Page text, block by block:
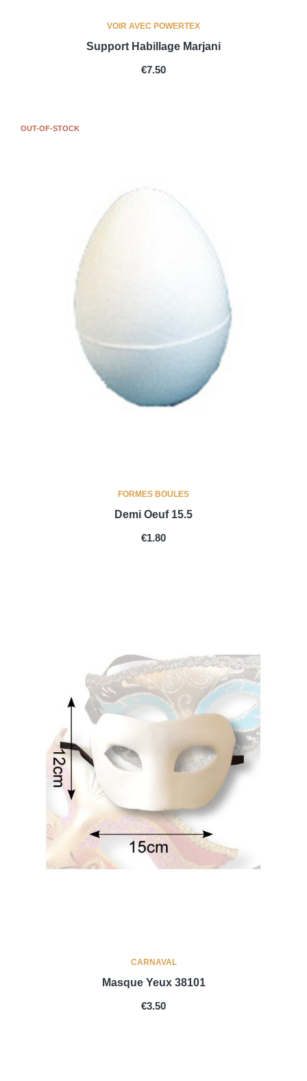
VOIR AVEC POWERTEX
Support Habillage Marjani
PRICE
€7.50
OUT-OF-STOCK
FORMES BOULES
Demi Oeuf 15.5
PRICE
€1.80
CARNAVAL
Masque Yeux 38101
PRICE
€3.50